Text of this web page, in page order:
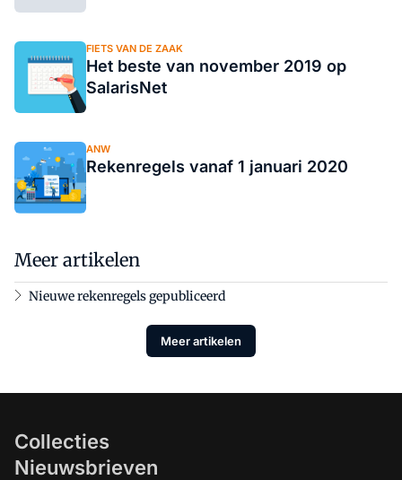
FIETS VAN DE ZAAK
Het beste van november 2019 op
SalarisNet
ANW
Rekenregels vanaf 1 januari 2020
Meer artikelen
Nieuwe rekenregels gepubliceerd
Meer artikelen
Collecties
Nieuwsbrieven